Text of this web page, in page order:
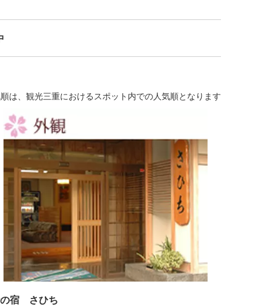
は、観光三重におけるスポット内での人気順となります
宿 さひち